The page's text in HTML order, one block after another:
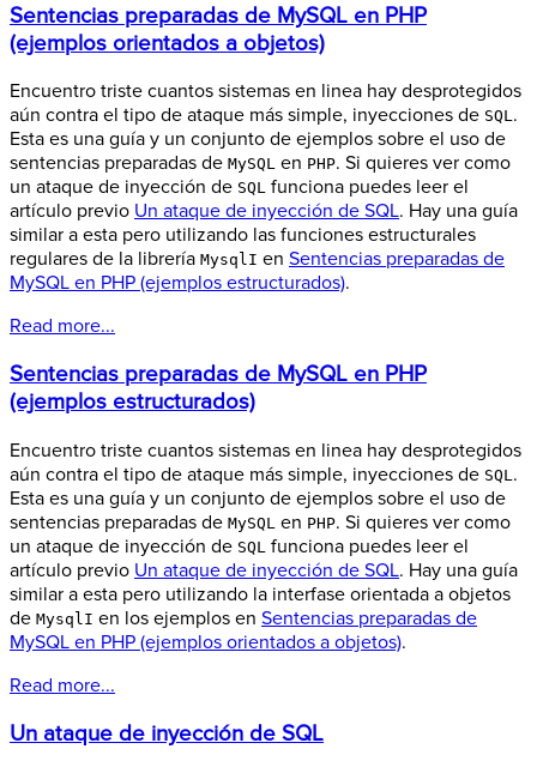
Sentencias preparadas de MySQL en PHP
(ejemplos orientados a objetos)
Encuentro triste cuantos sistemas en linea hay desprotegidos
aún contra el tipo de ataque más simple, inyecciones de SQL.
Esta es una guía y un conjunto de ejemplos sobre el uso de
sentencias preparadas de MySQL en PHP. Si quieres ver como
un ataque de inyección de SQL funciona puedes leer el
artículo previo Un ataque de inyección de SQL. Hay una guía
similar a esta pero utilizando las funciones estructurales
regulares de la librería MysqlI en Sentencias preparadas de
MySQL en PHP (ejemplos estructurados).
Read more...
Sentencias preparadas de MySQL en PHP
(ejemplos estructurados)
Encuentro triste cuantos sistemas en linea hay desprotegidos
aún contra el tipo de ataque más simple, inyecciones de SQL .
Esta es una guía y un conjunto de ejemplos sobre el uso de
sentencias preparadas de MySQL en PHP. Si quieres ver como
un ataque de inyección de SQL funciona puedes leer el
artículo previo Un ataque de inyección de SQL. Hay una guía
similar a esta pero utilizando la interfase orientada a objetos
de MysqlI en los ejemplos en Sentencias preparadas de
MySQL en PHP (ejemplos orientados a objetos).
Read more...
Un ataque de inyección de SQL